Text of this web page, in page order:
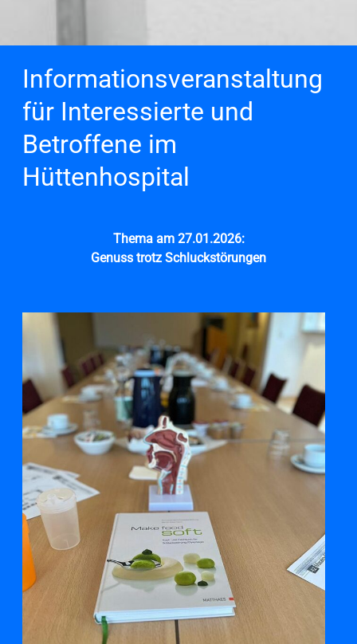
Informationsveranstaltung
für Interessierte und
Betroffene im
Hüttenhospital
Thema am 27.01.2026:
Genuss trotz Schluckstörungen